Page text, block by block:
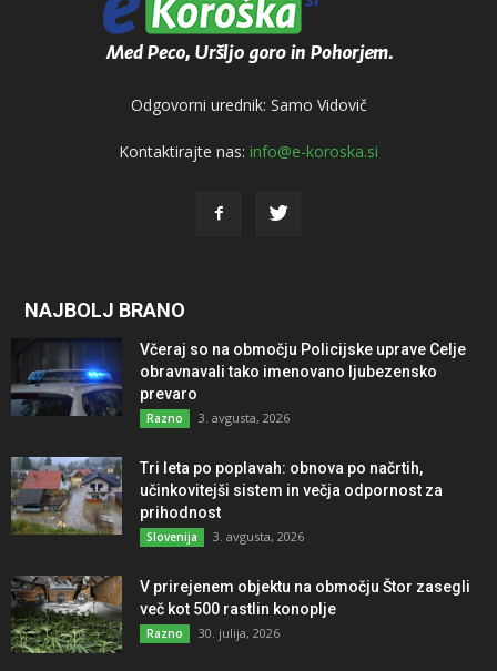
Odgovorni urednik: Samo Vidovič
Kontaktirajte nas: info@e-koroska.si
NAJBOLJ BRANO
Včeraj so na območju Policijske uprave Celje
obravnavali tako imenovano ljubezensko
prevaro
Razno 3. avgusta, 2026
Tri leta po poplavah: obnova po načrtih,
učinkovitejši sistem in večja odpornost za
prihodnost
Slovenija 3. avgusta, 2026
V prirejenem objektu na območju Štor zasegli
več kot 500 rastlin konoplje
Razno 30. julija, 2026